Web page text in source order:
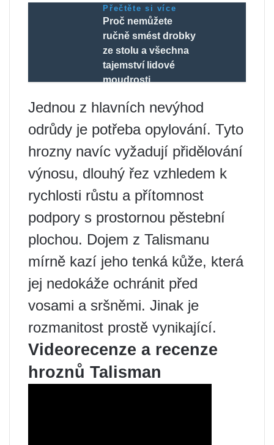
Přečtěte si více
Proč nemůžete
ručně smést drobky
ze stolu a všechna
tajemství lidové
moudrosti
Jednou z hlavních nevýhod
odrůdy je potřeba opylování. Tyto
hrozny navíc vyžadují přidělování
výnosu, dlouhý řez vzhledem k
rychlosti růstu a přítomnost
podpory s prostornou pěstební
plochou. Dojem z Talismanu
mírně kazí jeho tenká kůže, která
jej nedokáže ochránit před
vosami a sršněmi. Jinak je
rozmanitost prostě vynikající.
Videorecenze a recenze
hroznů Talisman